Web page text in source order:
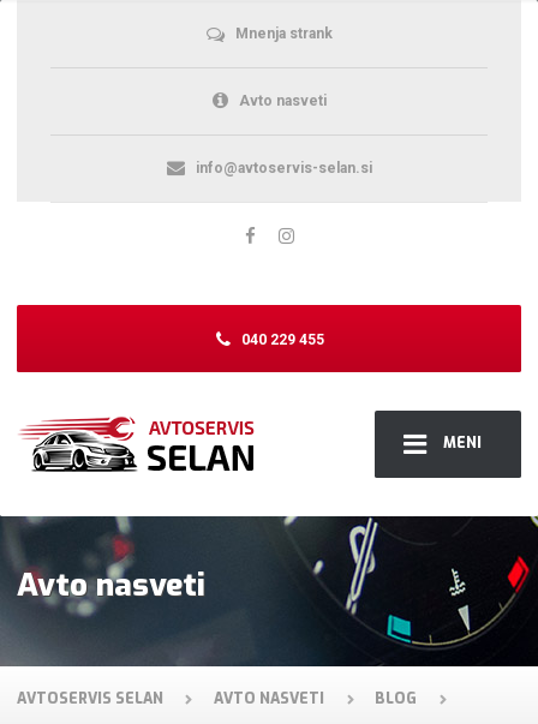
MENI
Mnenja strank
Avto nasveti
info@avtoservis-selan.si
040 229 455
Avto nasveti
AVTOSERVIS SELAN AVTO NASVETI BLOG